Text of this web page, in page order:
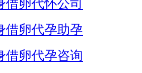
借卵代怀公司
借卵代孕助孕
借卵代孕咨询